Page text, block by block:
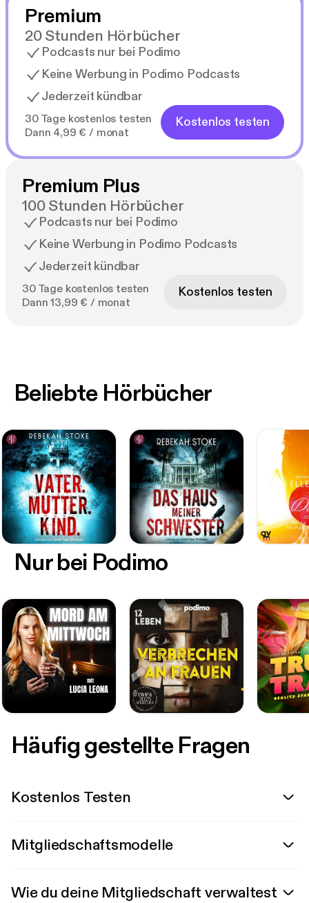
Premium
20 Stunden Hörbücher
Podcasts nur bei Podimo
Keine Werbung in Podimo Podcasts
Jederzeit kündbar
30 Tage kostenlos testen
Dann 4,99 € / monat
Kostenlos testen
Premium Plus
100 Stunden Hörbücher
Podcasts nur bei Podimo
Keine Werbung in Podimo Podcasts
Jederzeit kündbar
30 Tage kostenlos testen
Dann 13,99 € / monat
Kostenlos testen
Nur bei Podimo
Beliebte Hörbücher
Häufig gestellte Fragen
Kostenlos Testen
Mitgliedschaftsmodelle
Wie du deine Mitgliedschaft verwaltest